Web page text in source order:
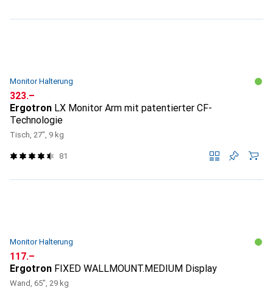
Monitor Halterung
CHF
323.–
Ergotron LX Monitor Arm mit patentierter CF-
Technologie
Tisch, 27", 9 kg
81
Monitor Halterung
CHF
117.–
Ergotron FIXED WALLMOUNT.MEDIUM Display
Wand, 65", 29 kg